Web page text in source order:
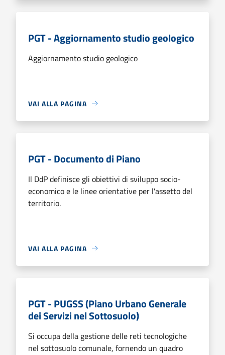
PGT - Aggiornamento studio geologico
Aggiornamento studio geologico
VAI ALLA PAGINA
PGT - Documento di Piano
Il DdP definisce gli obiettivi di sviluppo socio-
economico e le linee orientative per l'assetto del
territorio.
VAI ALLA PAGINA
PGT - PUGSS (Piano Urbano Generale
dei Servizi nel Sottosuolo)
Si occupa della gestione delle reti tecnologiche
nel sottosuolo comunale, fornendo un quadro